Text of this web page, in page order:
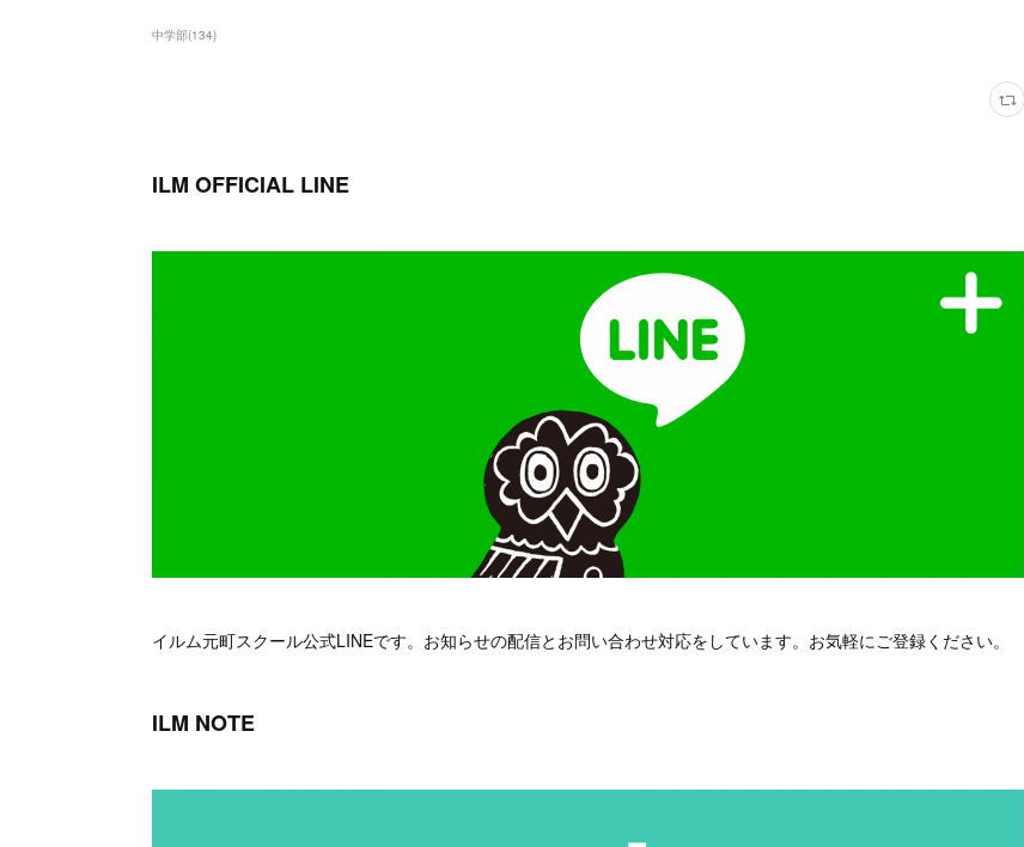
中学部(134)
ILM OFFICIAL LINE
イルム元町スクール公式LINEです。お知らせの配信とお問い合わせ対応をしています。お気軽にご登録ください。
ILM NOTE